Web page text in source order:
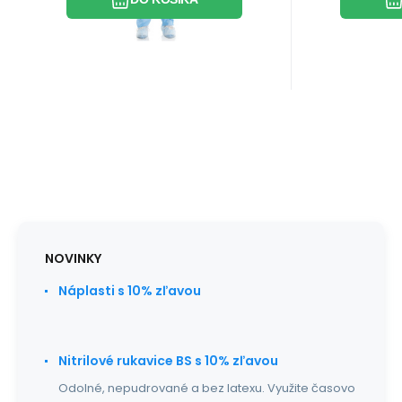
NOVINKY
Náplasti s 10% zľavou
Nitrilové rukavice BS s 10% zľavou
Odolné, nepudrované a bez latexu. Využite časovo